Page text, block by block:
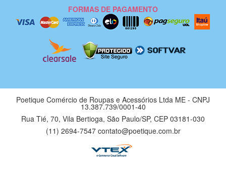
FORMAS DE PAGAMENTO
Poetique Comércio de Roupas e Acessórios Ltda ME - CNPJ
13.387.739/0001-40
Rua Tié, 70, Vila Bertioga, São Paulo/SP, CEP 03181-030
(11) 2694-7547 contato@poetique.com.br